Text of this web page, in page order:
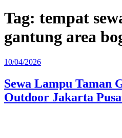
Tag: tempat
gantung area
Diposkan
10/04/2026
Sewa Lampu Taman
Outdoor Jakarta